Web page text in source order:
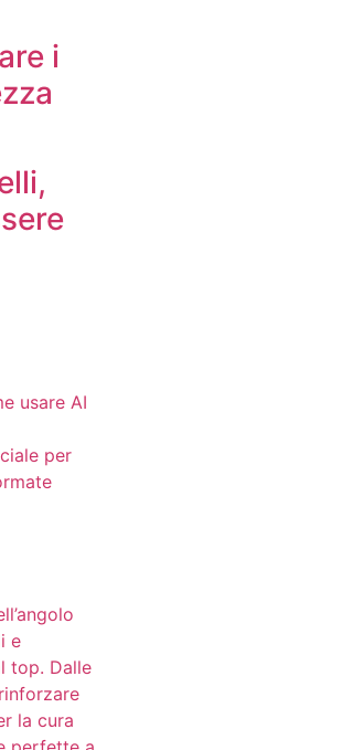
i
usare AI
per
e
top. Dalle
la cura